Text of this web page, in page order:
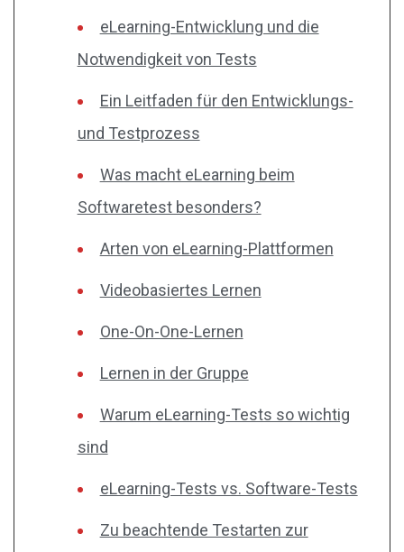
eLearning-Entwicklung und die
Notwendigkeit von Tests
Ein Leitfaden für den Entwicklungs-
und Testprozess
Was macht eLearning beim
Softwaretest besonders?
Arten von eLearning-Plattformen
Videobasiertes Lernen
One-On-One-Lernen
Lernen in der Gruppe
Warum eLearning-Tests so wichtig
sind
eLearning-Tests vs. Software-Tests
Zu beachtende Testarten zur